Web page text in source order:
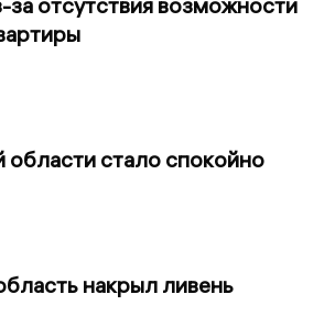
области стало спокойно
накрыл ливень